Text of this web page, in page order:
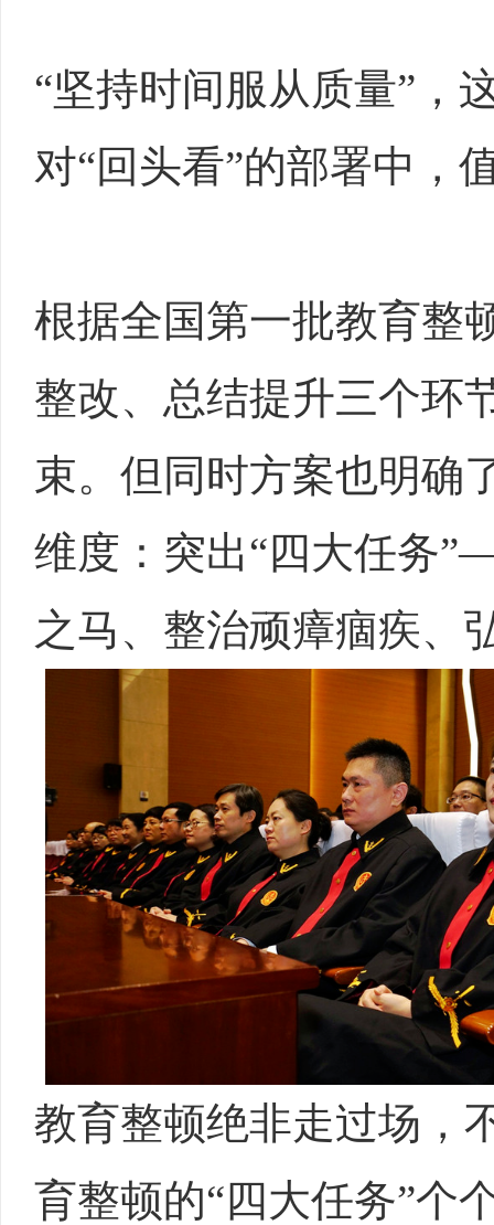
“坚持时间服从质量”，
对“回头看”的部署中，
根据全国第一批教育整
整改、总结提升三个环
束。但同时方案也明确
维度：突出“四大任务
之马、整治顽瘴痼疾、
教育整顿绝非走过场，
育整顿的“四大任务”个